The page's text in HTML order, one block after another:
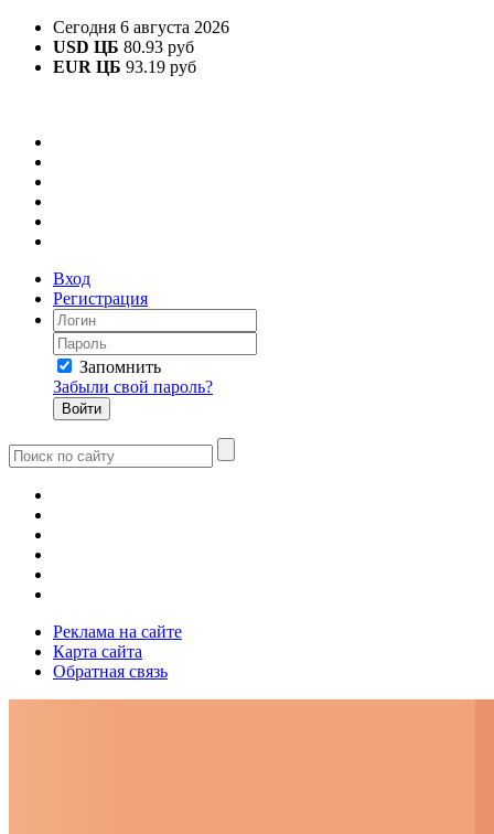
Сегодня 6 августа 2026
USD ЦБ 80.93 руб
EUR ЦБ 93.19 руб
Вход
Регистрация
Запомнить
Забыли свой пароль?
Реклама на сайте
Карта сайта
Обратная связь